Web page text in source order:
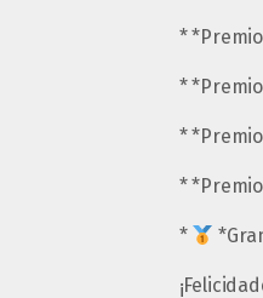
*
*
*
*
*